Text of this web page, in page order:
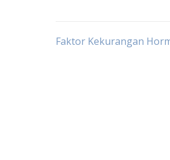
Post
Faktor Kekurangan